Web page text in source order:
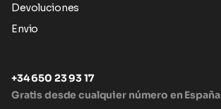
Devoluciones
Envio
+34 650 23 93 17
Gratis desde cualquier número en España